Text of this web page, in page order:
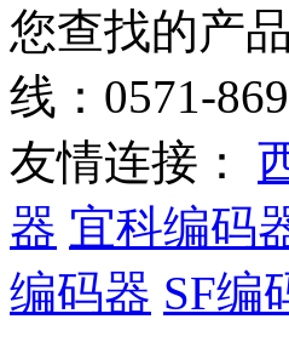
您查找的产
线：0571-
友情连接：
器 宜科编码
编码器 SF编